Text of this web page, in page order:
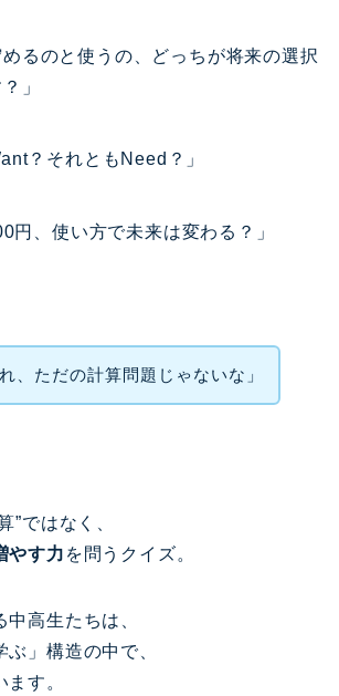
めるのと使うの、どっちが将来の選択
」
？それともNeed？」
円、使い方で未来は変わる？」
れ、ただの計算問題じゃないな」
”ではなく、
やす力 を問うクイズ。
中高生たちは、
ぶ」構造の中で、
す。